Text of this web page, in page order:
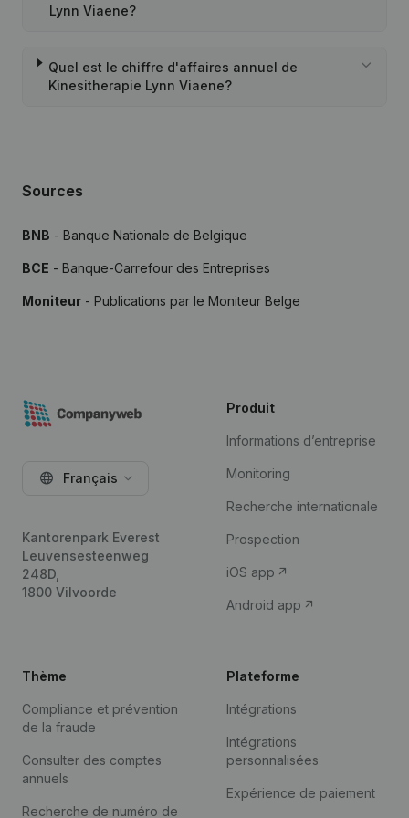
Lynn Viaene?
Quel est le chiffre d'affaires annuel de
Kinesitherapie Lynn Viaene?
Sources
BNB - Banque Nationale de Belgique
BCE - Banque-Carrefour des Entreprises
Moniteur - Publications par le Moniteur Belge
Français
Kantorenpark Everest
Leuvensesteenweg
248D,
1800 Vilvoorde
Produit
Informations d’entreprise
Monitoring
Recherche internationale
Prospection
iOS app
Android app
Thème
Compliance et prévention
de la fraude
Consulter des comptes
annuels
Recherche de numéro de
Plateforme
Intégrations
Intégrations
personnalisées
Expérience de paiement